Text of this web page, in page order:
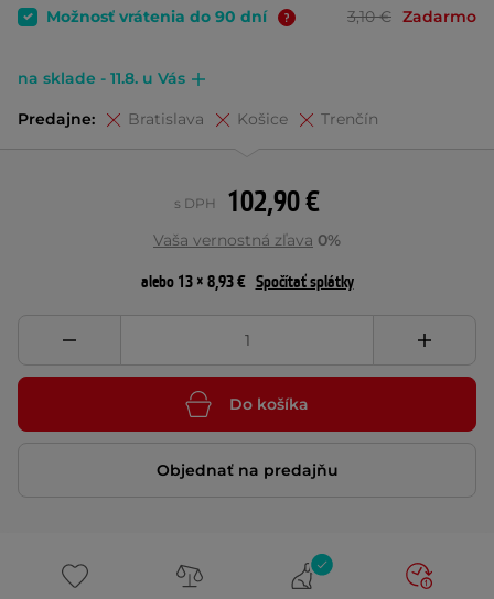
Možnosť vrátenia do 90 dní 3,10 € Zadarmo
na sklade - 11.8. u Vás
Predajne: Bratislava Košice Trenčín
102,90 €
s DPH
Vaša vernostná zľava 0%
alebo 13 × 8,93 € Spočítať splátky
Do košíka
Objednať na predajňu